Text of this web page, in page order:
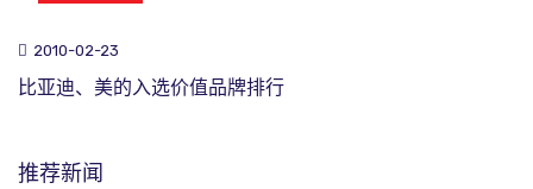
2010-02-23
比亚迪、美的入选价值品牌排行
推荐新闻